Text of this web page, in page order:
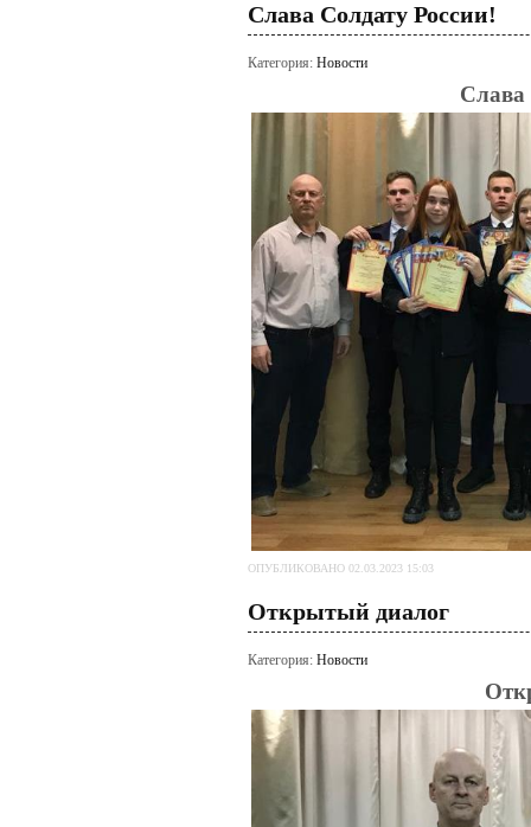
Слава Солдату России!
Категория: Новости
Слава
ОПУБЛИКОВАНО 02.03.2023 15:03
Открытый диалог
Категория: Новости